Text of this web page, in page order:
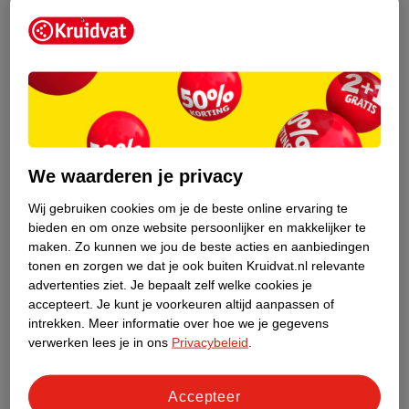
Wat kun je doen bij voetschimmel?
Wat helpt bij voetschimmel en hoe verklein je de kans om het te
krijgen? Wij geven je 6 tips:
Droog je voeten goed af, vooral tussen je tenen.
Gebruik voor de plek waar voetschimmel zit een andere
Trek elke dag schone sokken aan, het liefst van katoen.
We waarderen je privacy
Wij gebruiken cookies om je de beste online ervaring te
bieden en om onze website persoonlijker en makkelijker te
maken. Zo kunnen we jou de beste acties en aanbiedingen
tonen en zorgen we dat je ook buiten Kruidvat.nl relevante
advertenties ziet. Je bepaalt zelf welke cookies je
accepteert. Je kunt je voorkeuren altijd aanpassen of
intrekken.
Meer informatie over hoe we je gegevens
verwerken lees je in ons Privacybeleid
Accepteer